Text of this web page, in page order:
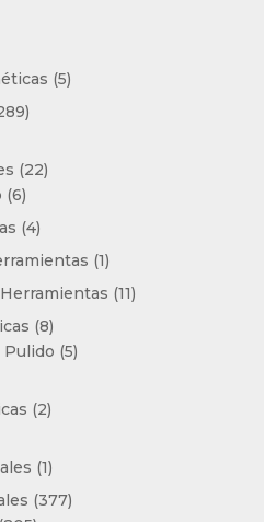
55
289
2222
66
productos
44
productos
11
producto
1111
88
productos
Pulido 55
22
11
producto
377377